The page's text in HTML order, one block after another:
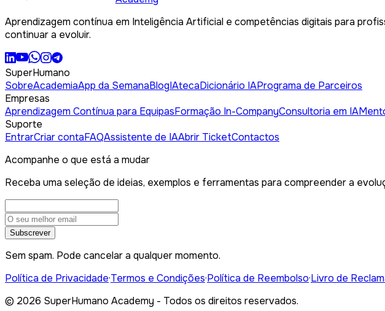
Aprendizagem contínua em Inteligência Artificial e competências digitais para
continuar a evoluir.
SuperHumano
SobreAcademiaApp da SemanaBlogIAtecaDicionário IAPrograma de Parceiros
Empresas
Aprendizagem Contínua para EquipasFormação In-CompanyConsultoria em IA
Suporte
EntrarCriar contaFAQAssistente de IAAbrir TicketContactos
Acompanhe o que está a mudar
Receba uma seleção de ideias, exemplos e ferramentas para compreender a
Subscrever
Sem spam. Pode cancelar a qualquer momento.
Política de Privacidade·Termos e Condições·Política de Reembolso·Livro de
© 2026 SuperHumano Academy - Todos os direitos reservados.